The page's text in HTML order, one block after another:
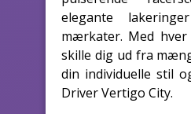
elegante
mærkater. Med
skille dig ud fra
din individuelle stil
Driver Vertigo City.